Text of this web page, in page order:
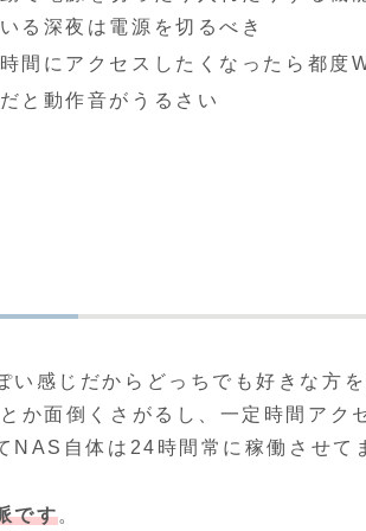
る深夜は電源を切るべき
間にアクセスしたくなったら都度
と動作音がうるさい
い感じだからどっちでも好きな方
か面倒くさがるし、一定時間ア
NAS自体は24時間常に稼働させて
です。